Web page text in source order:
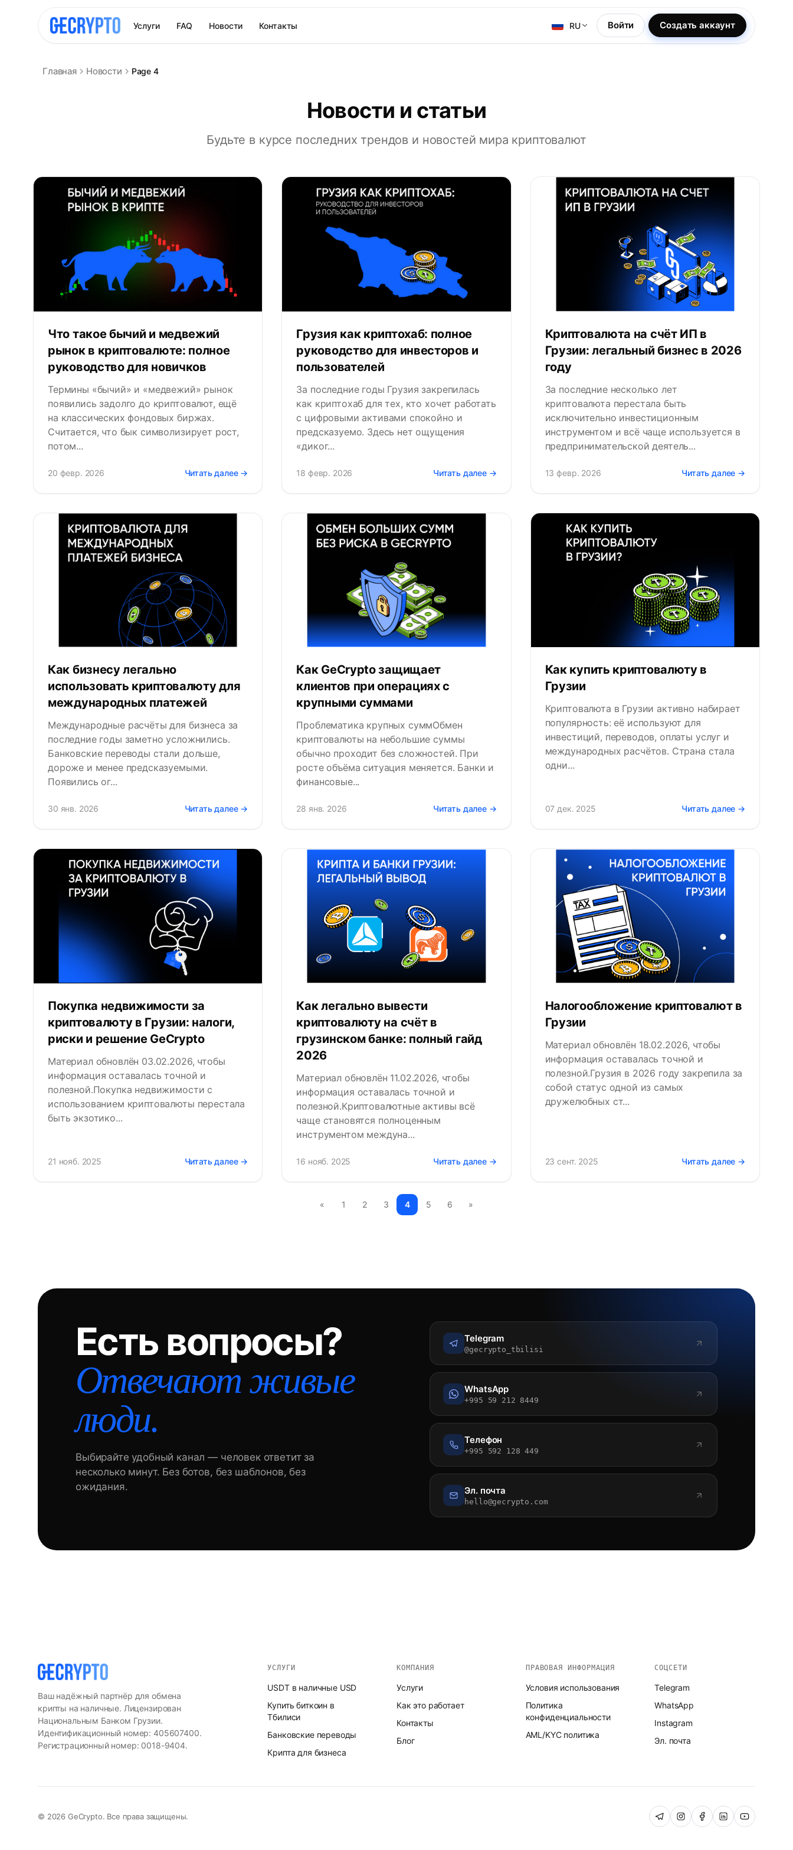
Услуги FAQ Новости Контакты RU Войти Создать аккаунт
Главная Новости Page 4
Новости и статьи
Будьте в курсе последних трендов и новостей мира криптовалют
Что такое бычий и медвежий
рынок в криптовалюте: полное
руководство для новичков
Термины «бычий» и «медвежий» рынок
появились задолго до криптовалют, ещё
на классических фондовых биржах.
Считается, что бык символизирует рост,
потом...
20 февр. 2026 Читать далее →
Грузия как криптохаб: полное
руководство для инвесторов и
пользователей
За последние годы Грузия закрепилась
как криптохаб для тех, кто хочет работать
с цифровыми активами спокойно и
предсказуемо. Здесь нет ощущения
«диког...
18 февр. 2026 Читать далее →
Криптовалюта на счёт ИП в
Грузии: легальный бизнес в 2026
году
За последние несколько лет
криптовалюта перестала быть
исключительно инвестиционным
инструментом и всё чаще используется в
предпринимательской деятель...
13 февр. 2026 Читать далее →
Как бизнесу легально
использовать криптовалюту для
международных платежей
Международные расчёты для бизнеса за
последние годы заметно усложнились.
Банковские переводы стали дольше,
дороже и менее предсказуемыми.
Появились ог...
30 янв. 2026 Читать далее →
Как GeCrypto защищает
клиентов при операциях с
крупными суммами
Проблематика крупных суммОбмен
криптовалюты на небольшие суммы
обычно проходит без сложностей. При
росте объёма ситуация меняется. Банки и
финансовые...
28 янв. 2026 Читать далее →
Как купить криптовалюту в
Грузии
Криптовалюта в Грузии активно набирает
популярность: её используют для
инвестиций, переводов, оплаты услуг и
международных расчётов. Страна стала
одни...
07 дек. 2025 Читать далее →
Покупка недвижимости за
криптовалюту в Грузии: налоги,
риски и решение GeCrypto
Материал обновлён 03.02.2026, чтобы
информация оставалась точной и
полезной.Покупка недвижимости с
использованием криптовалюты перестала
быть экзотико...
21 нояб. 2025 Читать далее →
Как легально вывести
криптовалюту на счёт в
грузинском банке: полный гайд
2026
Материал обновлён 11.02.2026, чтобы
информация оставалась точной и
полезной.Криптовалютные активы всё
чаще становятся полноценным
инструментом междуна...
16 нояб. 2025 Читать далее →
Налогообложение криптовалют в
Грузии
Материал обновлён 18.02.2026, чтобы
информация оставалась точной и
полезной.Грузия в 2026 году закрепила за
собой статус одной из самых
дружелюбных ст...
23 сент. 2025 Читать далее →
« 1 2 3 4 5 6 »
Есть вопросы?
Отвечают живые
люди.
Выбирайте удобный канал — человек ответит за
несколько минут. Без ботов, без шаблонов, без
ожидания.
Telegram
@gecrypto_tbilisi
WhatsApp
+995 59 212 8449
Телефон
+995 592 128 449
Эл. почта
hello@gecrypto.com
Ваш надёжный партнёр для обмена
крипты на наличные. Лицензирован
Национальным Банком Грузии.
Идентификационный номер: 405607400.
Регистрационный номер: 0018-9404.
УСЛУГИ
USDT в наличные USD
Купить биткоин в
Тбилиси
Банковские переводы
Крипта для бизнеса
КОМПАНИЯ
Услуги
Как это работает
Контакты
Блог
ПРАВОВАЯ ИНФОРМАЦИЯ
Условия использования
Политика
конфиденциальности
AML/KYC политика
СОЦСЕТИ
Telegram
WhatsApp
Instagram
Эл. почта
© 2026 GeCrypto. Все права защищены.